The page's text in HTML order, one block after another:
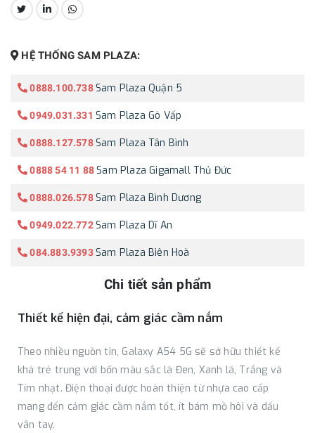
CHIA SẺ:
HỆ THỐNG SAM PLAZA:
0888.100.738 Sam Plaza Quận 5
0949.031.331 Sam Plaza Gò Vấp
0888.127.578 Sam Plaza Tân Bình
0888 54 11 88 Sam Plaza Gigamall Thủ Đức
0888.026.578 Sam Plaza Bình Dương
0949.022.772 Sam Plaza Dĩ An
084.883.9393 Sam Plaza Biên Hoà
Chi tiết sản phẩm
Thiết kế hiện đại, cảm giác cầm nắm
Theo nhiều nguồn tin, Galaxy A54 5G sẽ sở hữu thiết kế
khá trẻ trung với bốn màu sắc là Đen, Xanh lá, Trắng và
Tím nhạt. Điện thoại được hoàn thiện từ nhựa cao cấp
mang đến cảm giác cầm nắm tốt, ít bám mồ hôi và dấu
vân tay.